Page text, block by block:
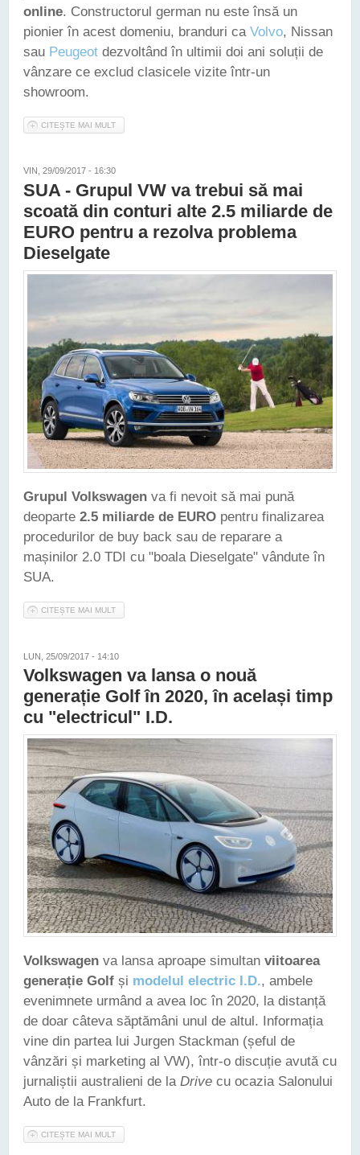
online. Constructorul german nu este însă un
pionier în acest domeniu, branduri ca Volvo, Nissan
sau Peugeot dezvoltând în ultimii doi ani soluții de
vânzare ce exclud clasicele vizite într-un
showroom.
CITEȘTE MAI MULT
VIN, 29/09/2017 - 16:30
SUA - Grupul VW va trebui să mai
scoată din conturi alte 2.5 miliarde de
EURO pentru a rezolva problema
Dieselgate
Grupul Volkswagen va fi nevoit să mai pună
deoparte 2.5 miliarde de EURO pentru finalizarea
procedurilor de buy back sau de reparare a
mașinilor 2.0 TDI cu "boala Dieselgate" vândute în
SUA.
CITEȘTE MAI MULT
LUN, 25/09/2017 - 14:10
Volkswagen va lansa o nouă
generație Golf în 2020, în același timp
cu "electricul" I.D.
Volkswagen va lansa aproape simultan viitoarea
generație Golf și modelul electric I.D., ambele
evenimnete urmând a avea loc în 2020, la distanță
de doar câteva săptămâni unul de altul. Informația
vine din partea lui Jurgen Stackman (șeful de
vânzări și marketing al VW), într-o discuție avută cu
jurnaliștii australieni de la Drive cu ocazia Salonului
Auto de la Frankfurt.
CITEȘTE MAI MULT